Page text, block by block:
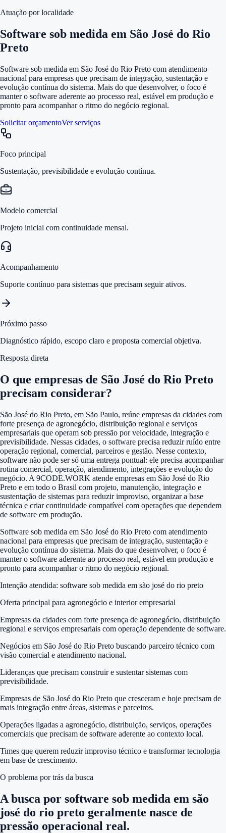
Atuação por localidade
Software sob medida em São José do Rio
Preto
Software sob medida em São José do Rio Preto com atendimento
nacional para empresas que precisam de integração, sustentação e
evolução contínua do sistema. Mais do que desenvolver, o foco é
manter o software aderente ao processo real, estável em produção e
pronto para acompanhar o ritmo do negócio regional.
Solicitar orçamentoVer serviços
Foco principal
Sustentação, previsibilidade e evolução contínua.
Modelo comercial
Projeto inicial com continuidade mensal.
Acompanhamento
Suporte contínuo para sistemas que precisam seguir ativos.
Próximo passo
Diagnóstico rápido, escopo claro e proposta comercial objetiva.
Resposta direta
O que empresas de São José do Rio Preto
precisam considerar?
São José do Rio Preto, em São Paulo, reúne empresas da cidades com
forte presença de agronegócio, distribuição regional e serviços
empresariais que operam sob pressão por velocidade, integração e
previsibilidade. Nessas cidades, o software precisa reduzir ruído entre
operação regional, comercial, parceiros e gestão. Nesse contexto,
software não pode ser só uma entrega pontual: ele precisa acompanhar
rotina comercial, operação, atendimento, integrações e evolução do
negócio. A 9CODE.WORK atende empresas em São José do Rio
Preto e em todo o Brasil com projeto, manutenção, integração e
sustentação de sistemas para reduzir improviso, organizar a base
técnica e criar continuidade compatível com operações que dependem
de software em produção.
Software sob medida em São José do Rio Preto com atendimento
nacional para empresas que precisam de integração, sustentação e
evolução contínua do sistema. Mais do que desenvolver, o foco é
manter o software aderente ao processo real, estável em produção e
pronto para acompanhar o ritmo do negócio regional.
Intenção atendida: software sob medida em são josé do rio preto
Oferta principal para agronegócio e interior empresarial
Empresas da cidades com forte presença de agronegócio, distribuição
regional e serviços empresariais com operação dependente de software.
Negócios em São José do Rio Preto buscando parceiro técnico com
visão comercial e atendimento nacional.
Lideranças que precisam construir e sustentar sistemas com
previsibilidade.
Empresas de São José do Rio Preto que cresceram e hoje precisam de
mais integração entre áreas, sistemas e parceiros.
Operações ligadas a agronegócio, distribuição, serviços, operações
comerciais que precisam de software aderente ao contexto local.
Times que querem reduzir improviso técnico e transformar tecnologia
em base de crescimento.
O problema por trás da busca
A busca por software sob medida em são
josé do rio preto geralmente nasce de
pressão operacional real.